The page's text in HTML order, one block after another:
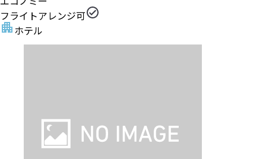
フライトアレンジ可
ホテル